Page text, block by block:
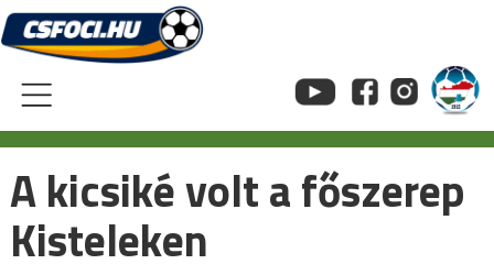
Skip
to
content
A kicsiké volt a főszerep
Kisteleken